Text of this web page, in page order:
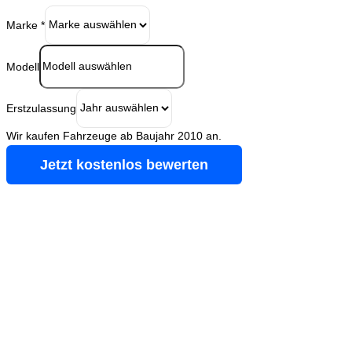
Marke *
Modell
Erstzulassung
Wir kaufen Fahrzeuge ab Baujahr 2010 an.
Jetzt kostenlos bewerten